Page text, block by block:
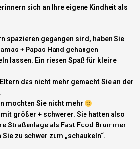
sich an Ihre eigene Kindheit als
spazieren gegangen sind, haben Sie
+ Papas Hand gehangen
lassen. Ein riesen Spaß für kleine
das nicht mehr gemacht Sie an der
mochten Sie nicht mehr
größer + schwerer. Sie hatten also
Straßenlage als Fast Food Brummer
zu schwer zum „schaukeln“.